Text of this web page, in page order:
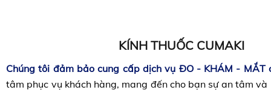
KÍNH THUỐC CUMAKI
Chúng tôi đảm bảo cung cấp dịch vụ ĐO - KHÁM - MẮT
tâm phục vụ khách hàng, mang đến cho bạn sự an tâm